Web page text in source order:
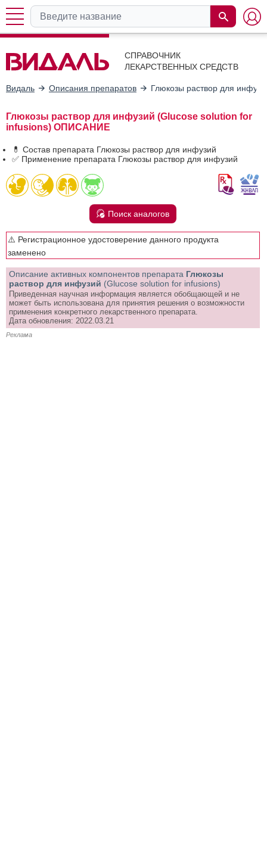
СПРАВОЧНИК
ЛЕКАРСТВЕННЫХ СРЕДСТВ
Видаль Описания препаратов Глюкозы раствор для
Глюкозы раствор для инфузий (Glucose solution for
infusions) ОПИСАНИЕ
💊 Состав препарата Глюкозы раствор для инфузий
✅ Применение препарата Глюкозы раствор для инфузий
Поиск аналогов
⚠️ Регистрационное удостоверение данного продукта
заменено
Описание активных компонентов препарата Глюкозы
раствор для инфузий (Glucose solution for infusions)
Приведенная научная информация является обобщающей и не
может быть использована для принятия решения о возможности
применения конкретного лекарственного препарата.
Дата обновления: 2022.03.21
Реклама